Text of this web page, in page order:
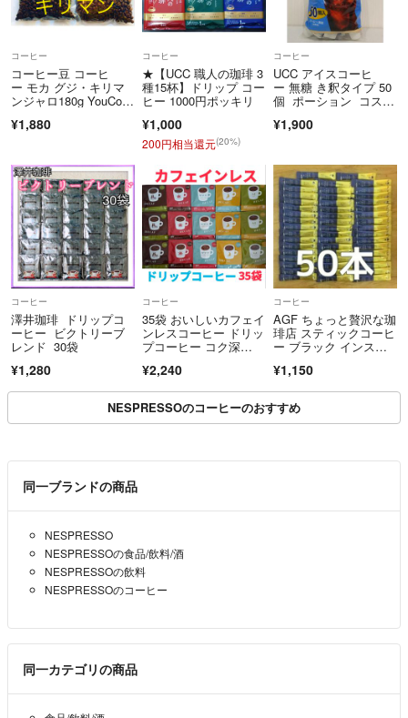
コーヒー
コーヒー豆 コーヒ
ー モカ グジ・キリマ
ンジャロ180g YouCoff
¥1,880
コーヒー
★【UCC 職人の珈琲 3
種15杯】ドリップ コー
ヒー 1000円ポッキリ
¥1,000
200円相当還元(20%)
コーヒー
UCC アイスコーヒ
ー 無糖 き釈タイプ 50
個 ポーション コスト
¥1,900
コーヒー
澤井珈琲 ドリップコ
ーヒー ビクトリーブ
レンド 30袋
¥1,280
コーヒー
35袋 おいしいカフェイ
ンレスコーヒー ドリッ
プコーヒー コク深
¥2,240
コーヒー
AGF ちょっと贅沢な珈
琲店 スティックコーヒ
ー ブラック インスタ
¥1,150
NESPRESSOのコーヒーのおすすめ
同一ブランドの商品
NESPRESSO
NESPRESSOの食品/飲料/酒
NESPRESSOの飲料
NESPRESSOのコーヒー
同一カテゴリの商品